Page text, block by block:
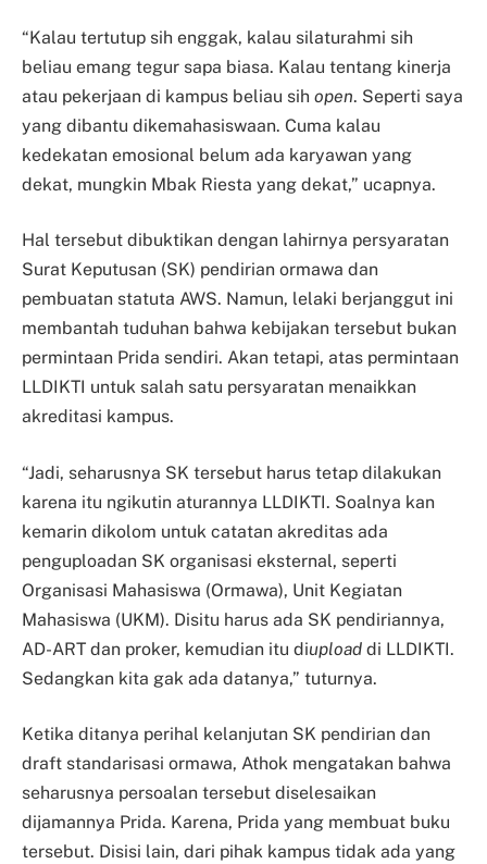
“Kalau tertutup sih enggak, kalau silaturahmi sih
beliau emang tegur sapa biasa. Kalau tentang kinerja
atau pekerjaan di kampus beliau sih open. Seperti saya
yang dibantu dikemahasiswaan. Cuma kalau
kedekatan emosional belum ada karyawan yang
dekat, mungkin Mbak Riesta yang dekat,” ucapnya.
Hal tersebut dibuktikan dengan lahirnya persyaratan
Surat Keputusan (SK) pendirian ormawa dan
pembuatan statuta AWS. Namun, lelaki berjanggut ini
membantah tuduhan bahwa kebijakan tersebut bukan
permintaan Prida sendiri. Akan tetapi, atas permintaan
LLDIKTI untuk salah satu persyaratan menaikkan
akreditasi kampus.
“Jadi, seharusnya SK tersebut harus tetap dilakukan
karena itu ngikutin aturannya LLDIKTI. Soalnya kan
kemarin dikolom untuk catatan akreditas ada
penguploadan SK organisasi eksternal, seperti
Organisasi Mahasiswa (Ormawa), Unit Kegiatan
Mahasiswa (UKM). Disitu harus ada SK pendiriannya,
AD-ART dan proker, kemudian itu diupload di LLDIKTI.
Sedangkan kita gak ada datanya,” tuturnya.
Ketika ditanya perihal kelanjutan SK pendirian dan
draft standarisasi ormawa, Athok mengatakan bahwa
seharusnya persoalan tersebut diselesaikan
dijamannya Prida. Karena, Prida yang membuat buku
tersebut. Disisi lain, dari pihak kampus tidak ada yang